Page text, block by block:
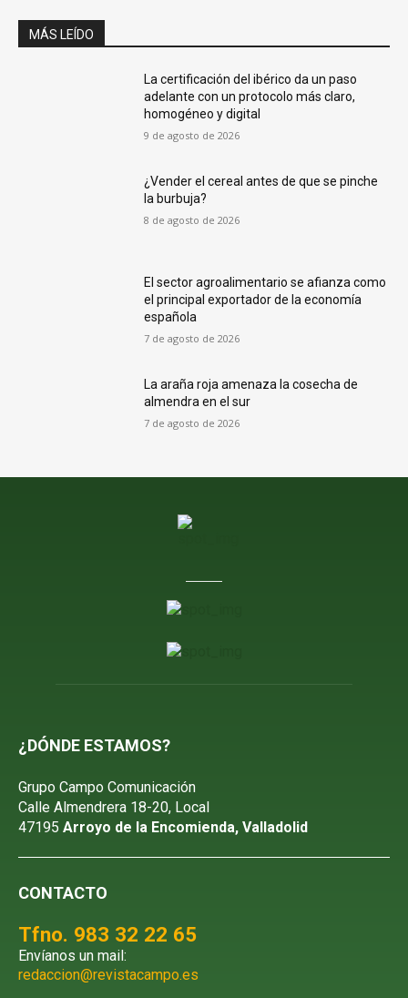
MÁS LEÍDO
La certificación del ibérico da un paso
adelante con un protocolo más claro,
homogéneo y digital
9 de agosto de 2026
¿Vender el cereal antes de que se pinche
la burbuja?
8 de agosto de 2026
El sector agroalimentario se afianza como
el principal exportador de la economía
española
7 de agosto de 2026
La araña roja amenaza la cosecha de
almendra en el sur
7 de agosto de 2026
¿DÓNDE ESTAMOS?
Grupo Campo Comunicación
Calle Almendrera 18-20, Local
47195 Arroyo de la Encomienda, Valladolid
CONTACTO
Tfno. 983 32 22 65
Envíanos un mail:
redaccion@revistacampo.es